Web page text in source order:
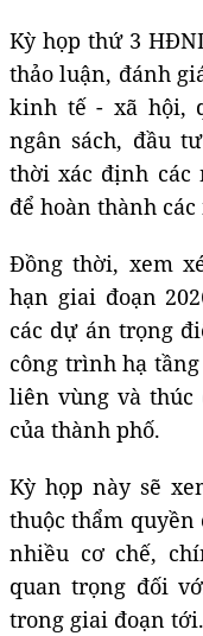
Kỳ họp thứ 3
thảo luận, đánh
kinh tế - xã hội,
ngân sách, đầu
thời xác định các
để hoàn thành
Đồng thời, xem
hạn giai đoạn
các dự án trọng
công trình hạ
liên vùng và
của thành phố.
Kỳ họp này sẽ
thuộc thẩm quyền
nhiều cơ chế,
quan trọng đối
trong giai đoạn tới.